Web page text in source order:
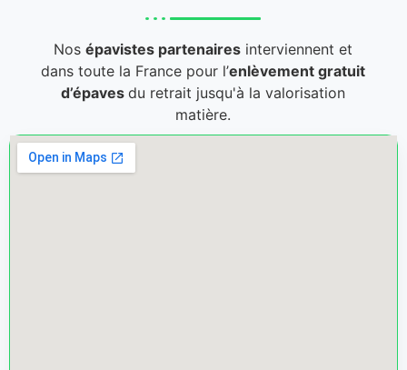
Nosépavistes partenaires interviennent et
dans toute la France pour l’enlèvement gratuit
d’épavesdu retrait jusqu'à la valorisation
matière.